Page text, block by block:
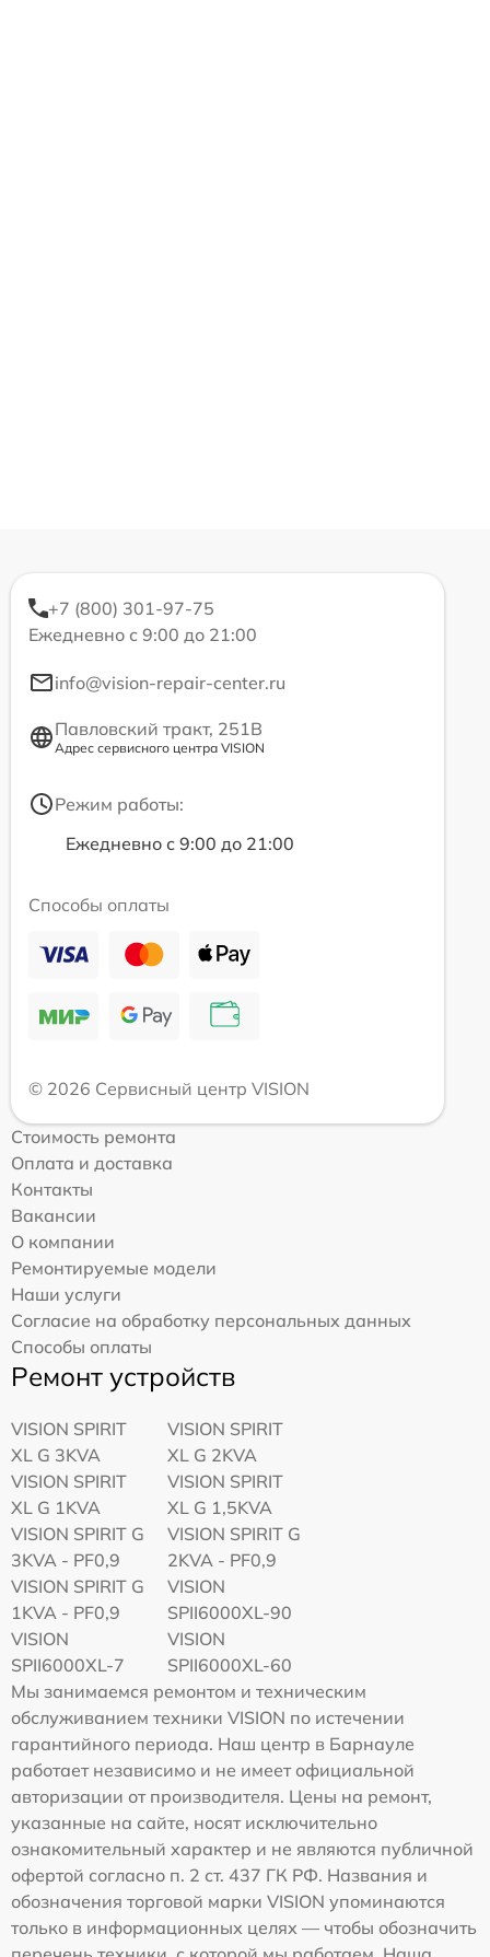
+7 (800) 301-97-75
Ежедневно с 9:00 до 21:00
info@vision-repair-center.ru
Павловский тракт, 251В
Адрес сервисного центра VISION
Режим работы:
Ежедневно с 9:00 до 21:00
Способы оплаты
© 2026 Сервисный центр VISION
Стоимость ремонта
Оплата и доставка
Контакты
Вакансии
О компании
Ремонтируемые модели
Наши услуги
Согласие на обработку персональных данных
Способы оплаты
Ремонт устройств
VISION SPIRIT
XL G 3KVA
VISION SPIRIT
XL G 2KVA
VISION SPIRIT
XL G 1KVA
VISION SPIRIT
XL G 1,5KVA
VISION SPIRIT G
3KVA - PF0,9
VISION SPIRIT G
2KVA - PF0,9
VISION SPIRIT G
1KVA - PF0,9
VISION
SPII6000XL-90
VISION
SPII6000XL-7
VISION
SPII6000XL-60
Мы занимаемся ремонтом и техническим
обслуживанием техники VISION по истечении
гарантийного периода. Наш центр в Барнауле
работает независимо и не имеет официальной
авторизации от производителя. Цены на ремонт,
указанные на сайте, носят исключительно
ознакомительный характер и не являются публичной
офертой согласно п. 2 ст. 437 ГК РФ. Названия и
обозначения торговой марки VISION упоминаются
только в информационных целях — чтобы обозначить